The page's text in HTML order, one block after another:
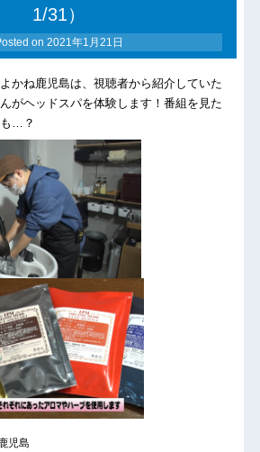
1/31）
on 2021年1月21日
かね鹿児島は、視聴者から紹介していた
がヘッドスパを体験します！番組を見た
…？
児島